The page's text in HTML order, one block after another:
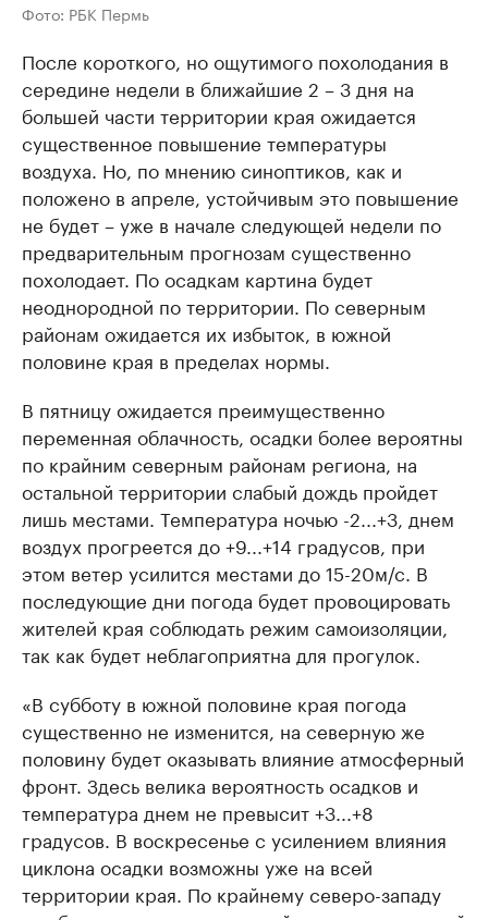
Фото: РБК Пермь
После короткого, но ощутимого похолодания в
середине недели в ближайшие 2 – 3 дня на
большей части территории края ожидается
существенное повышение температуры
воздуха. Но, по мнению синоптиков, как и
положено в апреле, устойчивым это повышение
не будет – уже в начале следующей недели по
предварительным прогнозам существенно
похолодает. По осадкам картина будет
неоднородной по территории. По северным
районам ожидается их избыток, в южной
половине края в пределах нормы.
В пятницу ожидается преимущественно
переменная облачность, осадки более вероятны
по крайним северным районам региона, на
остальной территории слабый дождь пройдет
лишь местами. Температура ночью -2...+3, днем
воздух прогреется до +9...+14 градусов, при
этом ветер усилится местами до 15-20м/с. В
последующие дни погода будет провоцировать
жителей края соблюдать режим самоизоляции,
так как будет неблагоприятна для прогулок.
«В субботу в южной половине края погода
существенно не изменится, на северную же
половину будет оказывать влияние атмосферный
фронт. Здесь велика вероятность осадков и
температура днем не превысит +3...+8
градусов. В воскресенье с усилением влияния
циклона осадки возможны уже на всей
территории края. По крайнему северо-западу